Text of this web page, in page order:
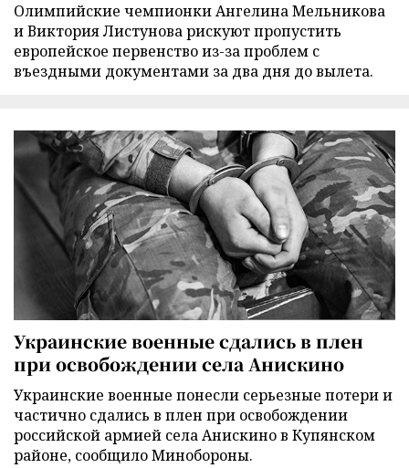
Олимпийские чемпионки Ангелина Мельникова
и Виктория Листунова рискуют пропустить
европейское первенство из-за проблем с
въездными документами за два дня до вылета.
Украинские военные сдались в плен
при освобождении села Анискино
Украинские военные понесли серьезные потери и
частично сдались в плен при освобождении
российской армией села Анискино в Купянском
районе, сообщило Минобороны.